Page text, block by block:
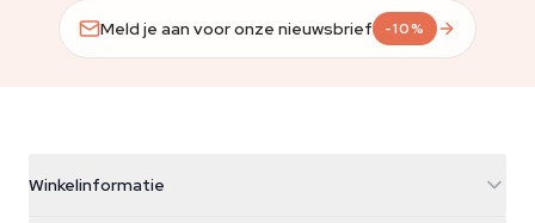
Meld je aan voor onze nieuwsbrief -10%
Winkelinformatie